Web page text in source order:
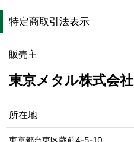
特定商取引法表示
販売主
東京メタル株式会社
所在地